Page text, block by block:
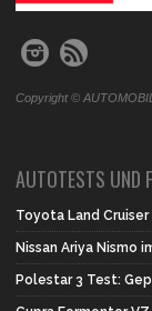
Copyright ©
AUTOTESTS UND
Toyota Land
Nissan Ariya Nismo
Polestar 3 Test: